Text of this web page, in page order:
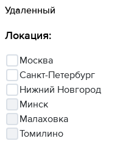
Удаленный
Локация:
Москва
Санкт-Петербург
Нижний Новгород
Минск
Малаховка
Томилино